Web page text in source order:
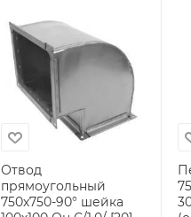
Отвод
прямоугольный
750х750-90° шейка